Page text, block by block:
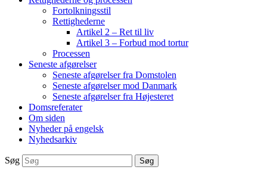
Fortolkningsstil
Rettighederne
Artikel 2 – Ret til liv
Artikel 3 – Forbud mod tortur
Processen
Seneste afgørelser
Seneste afgørelser fra Domstolen
Seneste afgørelser mod Danmark
Seneste afgørelser fra Højesteret
Domsreferater
Om siden
Nyheder på engelsk
Nyhedsarkiv
Søg